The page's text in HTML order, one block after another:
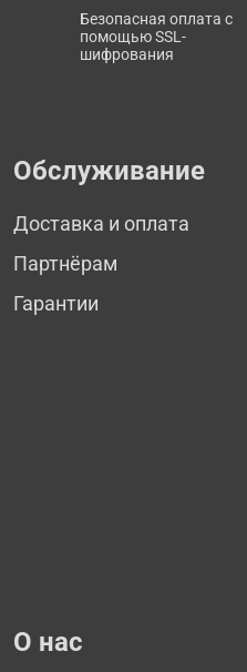
Безопасная оплата с
помощью SSL-
шифрования
Обслуживание
Доставка и оплата
Партнёрам
Гарантии
О нас